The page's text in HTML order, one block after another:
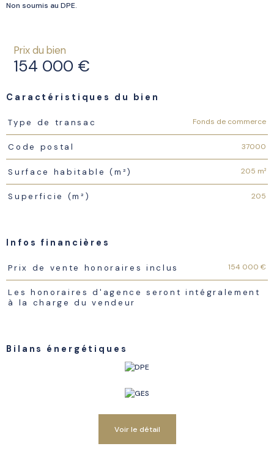
Non soumis au DPE.
Prix du bien
154 000 €
Caractéristiques du bien
Caractéristiques Valeurs
Type de transac Fonds de commerce
Code postal 37000
Surface habitable (m²) 205 m²
Superficie (m²) 205
Infos financières
Caractéristiques Valeurs
Prix de vente honoraires inclus 154 000 €
Les honoraires d'agence seront intégralement
à la charge du vendeur
Bilans énergétiques
voir le détail